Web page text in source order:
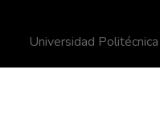
Universidad